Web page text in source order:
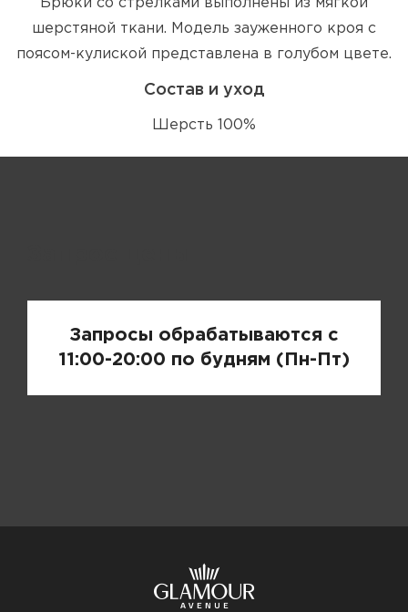
Брюки со стрелками выполнены из мягкой
шерстяной ткани. Модель зауженного кроя с
поясом-кулиской представлена в голубом цвете.
Состав и уход
Шерсть 100%
Запросы обрабатываются с
11:00-20:00 по будням (Пн-Пт)